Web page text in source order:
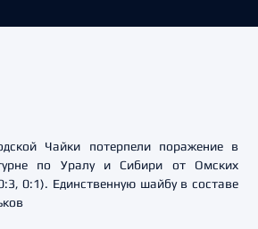
Чайки потерпели поражение в
по Уралу и Сибири от Омских
0:1). Единственную шайбу в составе